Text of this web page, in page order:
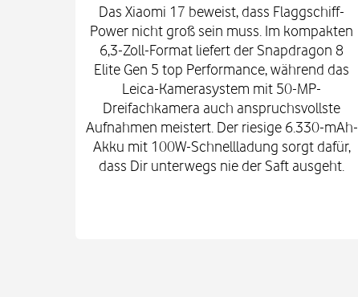
Das Xiaomi 17 beweist, dass Flaggschiff-
Power nicht groß sein muss. Im kompakten
6,3-Zoll-Format liefert der Snapdragon 8
Elite Gen 5 top Performance, während das
Leica-Kamerasystem mit 50-MP-
Dreifachkamera auch anspruchsvollste
Aufnahmen meistert. Der riesige 6.330-mAh-
Akku mit 100W-Schnellladung sorgt dafür,
dass Dir unterwegs nie der Saft ausgeht.